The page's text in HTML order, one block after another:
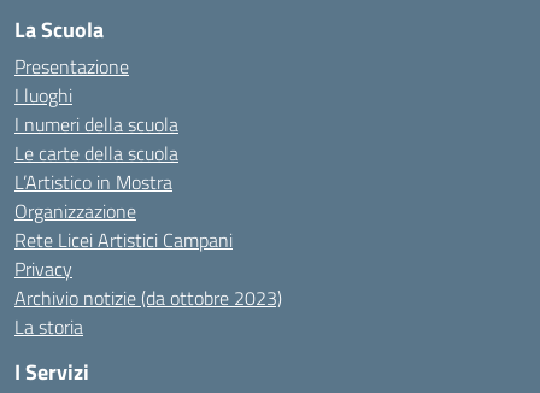
La Scuola
Presentazione
I luoghi
I numeri della scuola
Le carte della scuola
L’Artistico in Mostra
Organizzazione
Rete Licei Artistici Campani
Privacy
Archivio notizie (da ottobre 2023)
La storia
I Servizi